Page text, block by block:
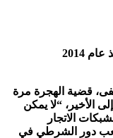
قضية الهجرة مرة
الأخير، “لا يمكن
الاتجار
دور الشرطي في